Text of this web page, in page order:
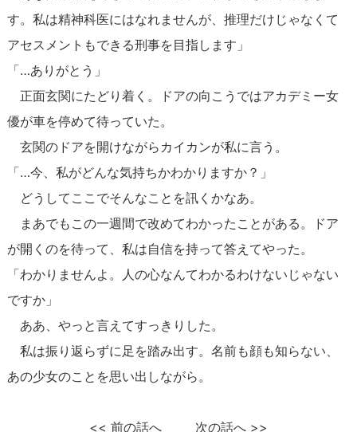
す。私は精神科医にはなれませんが、推理だけじゃなくて
アセスメントもできる刑事を目指します」
「…ありがとう」
正面玄関にたどり着く。ドアの向こうではアカデミー女
優が車を停めて待っていた。
玄関のドアを開けながらカイカンが私に言う。
「…今、私がどんな気持ちかわかりますか？」
どうしてここでそんなことを訊くかなあ。
まあでもこの一週間で改めてわかったことがある。ドア
が開くのを待って、私は自信を持って答えてやった。
「わかりませんよ。人の心なんてわかるわけないじゃない
ですか」
ああ、やっと言えてすっきりした。
私は振り返らずに足を踏み出す。名前も顔も知らない、
あの少女のことを思い出しながら。
<< 前の話へ 次の話へ>>